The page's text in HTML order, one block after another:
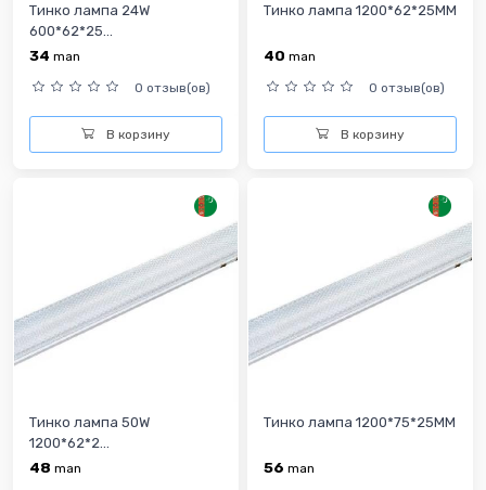
Тинко лампа 24W
600*62*25...
34 man
0 отзыв(ов)
В корзину
Тинко лампа 1200*62*25MM
40 man
0 отзыв(ов)
В корзину
Тинко лампа 50W
1200*62*2...
48 man
Тинко лампа 1200*75*25MM
56 man